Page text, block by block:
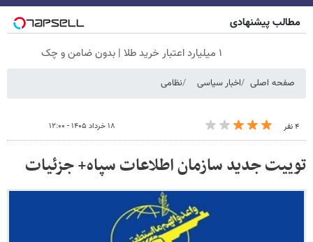
مطالب پیشنهادی
۱ میلیارد اعتبار خرید طلا | بدون ضامن و چک
صفحه اصلی اخبار سیاسی نظامی
۴ نفر ۱۸ خرداد ۱۴۰۵ - ۱۲:۰۰
توییت جدید سازمان اطلاعات سپاه+ جزئیات